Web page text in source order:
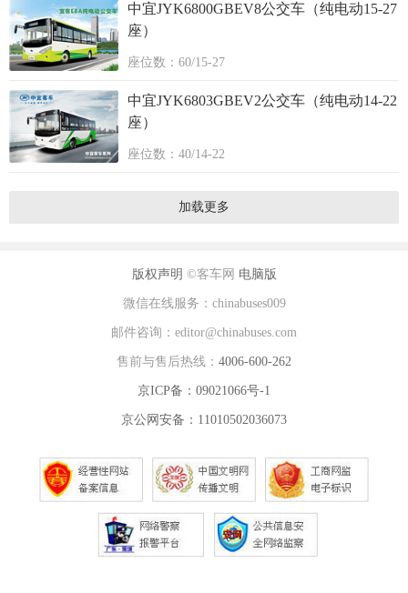
中宜JYK6800GBEV8公交车（纯电动15-27
座）
座位数：60/15-27
中宜JYK6803GBEV2公交车（纯电动14-22
座）
座位数：40/14-22
加载更多
版权声明 ©客车网 电脑版
微信在线服务：chinabuses009
邮件咨询：editor@chinabuses.com
售前与售后热线： 4006-600-262
京ICP备：09021066号-1
京公网安备：11010502036073